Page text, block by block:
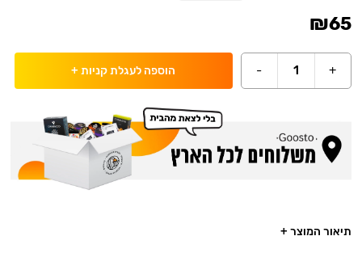
₪65
+
1
- הוספה לעגלת קניות +
תיאור המוצר +